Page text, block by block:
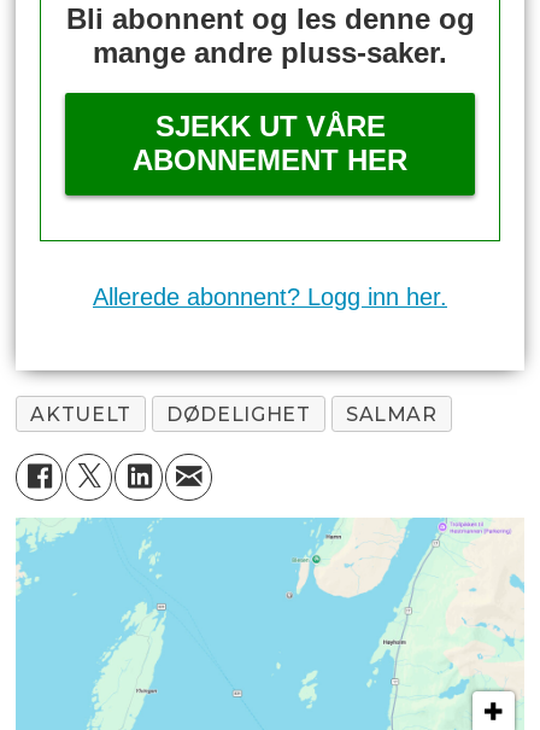
Bli abonnent og les denne og
mange andre pluss-saker.
SJEKK UT VÅRE
ABONNEMENT HER
Allerede abonnent? Logg inn her.
AKTUELT DØDELIGHET SALMAR